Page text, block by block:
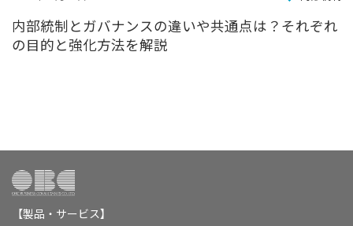
内部統制とガバナンスの違いや共通点は？それぞれ
の目的と強化方法を解説
【製品・サービス】